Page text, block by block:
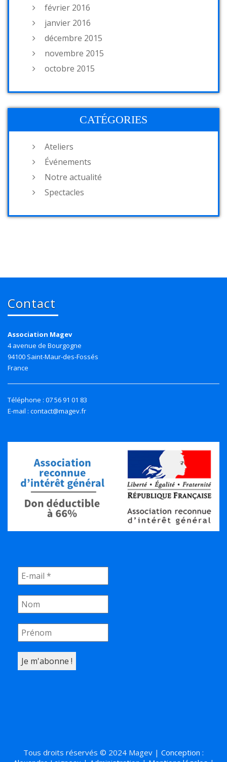
février 2016
janvier 2016
décembre 2015
novembre 2015
octobre 2015
CATÉGORIES
Ateliers
Événements
Notre actualité
Spectacles
Contact
Association Magev
4 avenue de Bourgogne
94100 Saint-Maur-des-Fossés
France
Téléphone : 07 56 91 01 83
E-mail : contact@magev.fr
Tous droits réservés © 2024 Magev | Conception :